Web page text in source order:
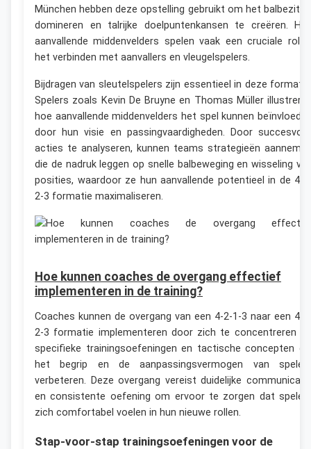
München hebben deze opstelling gebruikt om het balbezit
domineren en talrijke doelpuntenkansen te creëren.
aanvallende middenvelders spelen vaak een cruciale rol
het verbinden met aanvallers en vleugelspelers.
Bijdragen van sleutelspelers zijn essentieel in deze
Spelers zoals Kevin De Bruyne en Thomas Müller
hoe aanvallende middenvelders het spel kunnen
door hun visie en passingvaardigheden. Door
acties te analyseren, kunnen teams strategieën
die de nadruk leggen op snelle balbeweging en wisseling
posities, waardoor ze hun aanvallende potentieel in de 4-
2-3 formatie maximaliseren.
Hoe kunnen coaches de overgang effectief
implementeren in de training?
Coaches kunnen de overgang van een 4-2-1-3 naar een 4-
2-3 formatie implementeren door zich te concentreren
specifieke trainingsoefeningen en tactische concepten
het begrip en de aanpassingsvermogen van
verbeteren. Deze overgang vereist duidelijke
en consistente oefening om ervoor te zorgen dat
zich comfortabel voelen in hun nieuwe rollen.
Stap-voor-stap trainingsoefeningen voor de